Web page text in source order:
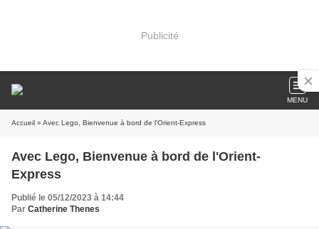
Publicité
MENU
Accueil » Avec Lego, Bienvenue à bord de l'Orient-Express
Avec Lego, Bienvenue à bord de l'Orient-
Express
Publié le 05/12/2023 à 14:44
Par Catherine Thenes